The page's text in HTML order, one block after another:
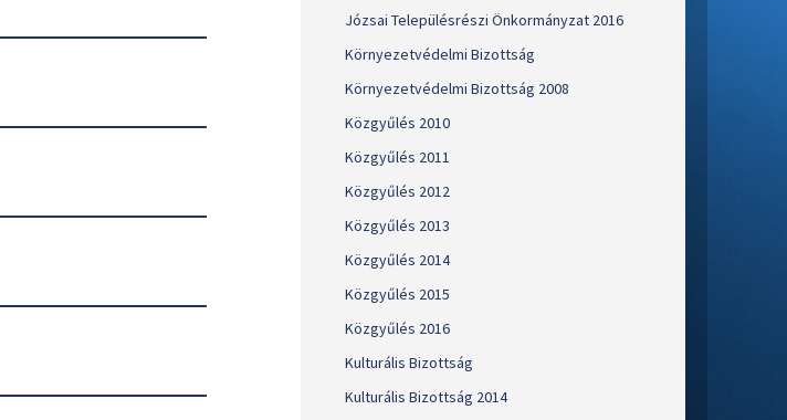
Józsai Településrészi Önkormányzat 2016
Környezetvédelmi Bizottság
Környezetvédelmi Bizottság 2008
Közgyűlés 2010
Közgyűlés 2011
Közgyűlés 2012
Közgyűlés 2013
Közgyűlés 2014
Közgyűlés 2015
Közgyűlés 2016
Kulturális Bizottság
Kulturális Bizottság 2014